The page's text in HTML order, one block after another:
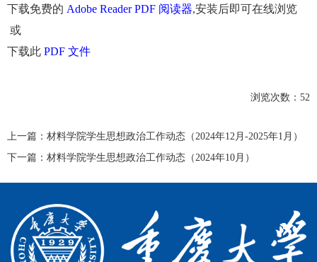
下载免费的 Adobe Reader PDF 阅读器,安装后即可在线浏览
或
下载此 PDF 文件
浏览次数： 52
上一篇： 材料学院学生思想政治工作动态（2024年12月-2025年1月）
下一篇： 材料学院学生思想政治工作动态（2024年10月）